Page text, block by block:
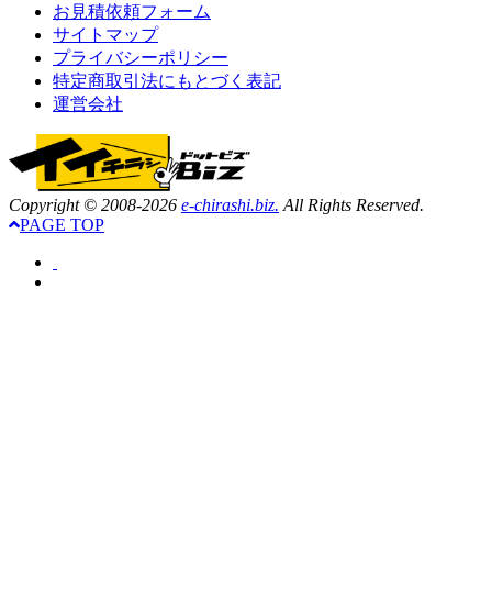
お見積依頼フォーム
サイトマップ
プライバシーポリシー
特定商取引法にもとづく表記
運営会社
Copyright © 2008-2026 e-chirashi.biz. All Rights Reserved.
PAGE TOP